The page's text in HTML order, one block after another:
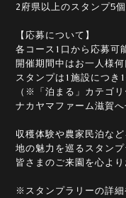
2府県以上のスタンプ5
【応募について】
各コース1口から応募可
開催期間中はお一人様何
スタンプは1施設につき
（※「泊まる」カテゴ
ナカヤマファーム滋賀
収穫体験や農家民泊な
地の魅力を巡るスタン
皆さまのご来園を心より
※スタンプラリーの詳